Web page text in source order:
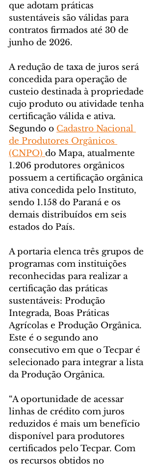
que adotam práticas
sustentáveis são válidas para
contratos firmados até 30 de
junho de 2026.
A redução de taxa de juros será
concedida para operação de
custeio destinada à propriedade
cujo produto ou atividade tenha
certificação válida e ativa.
Segundo o Cadastro Nacional
de Produtores Orgânicos
(CNPO) do Mapa, atualmente
1.206 produtores orgânicos
possuem a certificação orgânica
ativa concedida pelo Instituto,
sendo 1.158 do Paraná e os
demais distribuídos em seis
estados do País.
A portaria elenca três grupos de
programas com instituições
reconhecidas para realizar a
certificação das práticas
sustentáveis: Produção
Integrada, Boas Práticas
Agrícolas e Produção Orgânica.
Este é o segundo ano
consecutivo em que o Tecpar é
selecionado para integrar a lista
da Produção Orgânica.
“A oportunidade de acessar
linhas de crédito com juros
reduzidos é mais um benefício
disponível para produtores
certificados pelo Tecpar. Com
os recursos obtidos no